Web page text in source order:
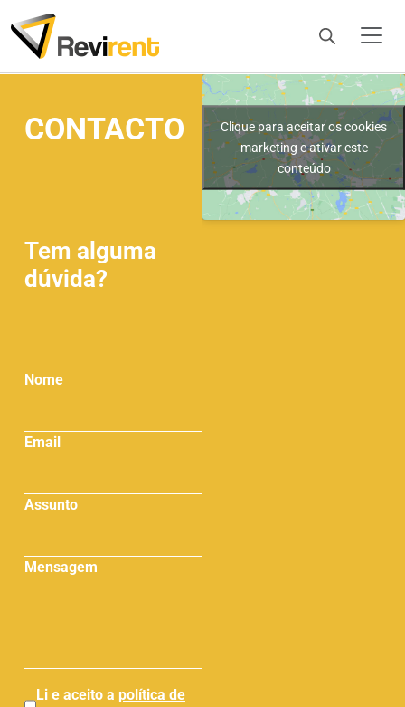
CONTACTO
Tem alguma
dúvida?
Nome
Email
Assunto
Mensagem
Li e aceito a política de
Clique para aceitar os cookies
marketing e ativar este
conteúdo